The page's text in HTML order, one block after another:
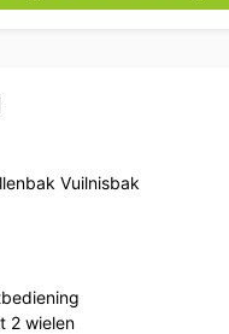
Vuilnisbak
2 wielen